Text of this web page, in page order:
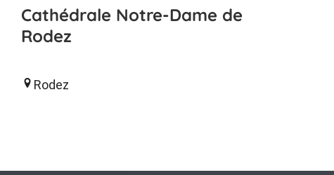
Cathédrale Notre-Dame de
Rodez
Rodez